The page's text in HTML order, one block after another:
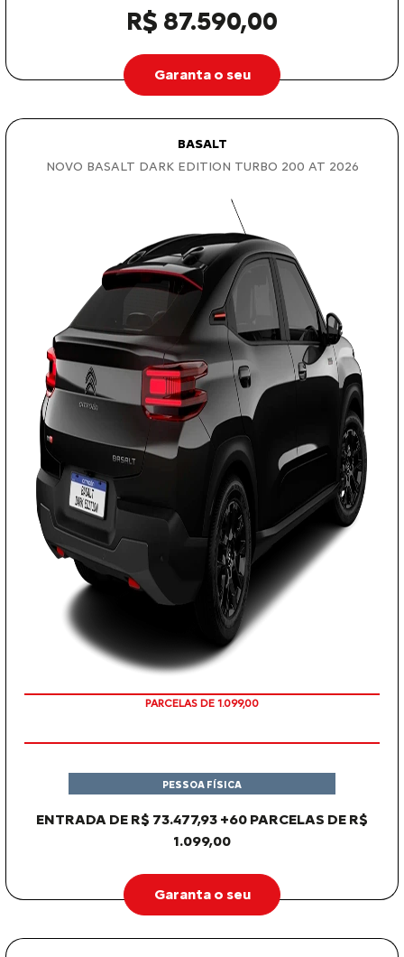
R$ 87.590,00
Garanta o seu
BASALT
NOVO BASALT DARK EDITION TURBO 200 AT 2026
PARCELAS DE 1.099,00
ENTRADA DE R$ 73.477,93 +60 PARCELAS DE R$
1.099,00
PESSOA FÍSICA
Garanta o seu